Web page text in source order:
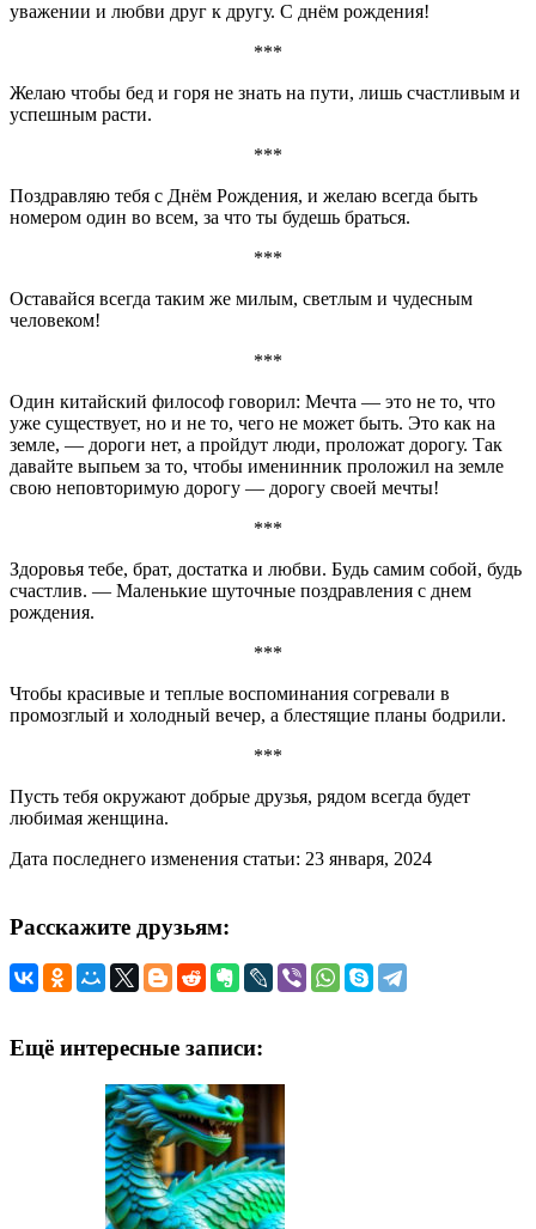
уважении и любви друг к другу. С днём рождения!
***
Желаю чтобы бед и горя не знать на пути, лишь счастливым и
успешным расти.
***
Поздравляю тебя с Днём Рождения, и желаю всегда быть
номером один во всем, за что ты будешь браться.
***
Оставайся всегда таким же милым, светлым и чудесным
человеком!
***
Один китайский философ говорил: Мечта — это не то, что
уже существует, но и не то, чего не может быть. Это как на
земле, — дороги нет, а пройдут люди, проложат дорогу. Так
давайте выпьем за то, чтобы именинник проложил на земле
свою неповторимую дорогу — дорогу своей мечты!
***
Здоровья тебе, брат, достатка и любви. Будь самим собой, будь
счастлив. — Маленькие шуточные поздравления с днем
рождения.
***
Чтобы красивые и теплые воспоминания согревали в
промозглый и холодный вечер, а блестящие планы бодрили.
***
Пусть тебя окружают добрые друзья, рядом всегда будет
любимая женщина.
Дата последнего изменения статьи: 23 января, 2024
Расскажите друзьям:
Ещё интересные записи: